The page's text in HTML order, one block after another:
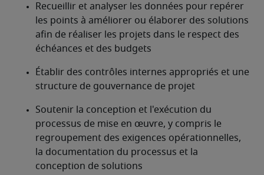
Recueillir et analyser les données pour repérer
les points à améliorer ou élaborer des solutions
afin de réaliser les projets dans le respect des
échéances et des budgets
Établir des contrôles internes appropriés et une
structure de gouvernance de projet
Soutenir la conception et l'exécution du
processus de mise en œuvre, y compris le
regroupement des exigences opérationnelles,
la documentation du processus et la
conception de solutions